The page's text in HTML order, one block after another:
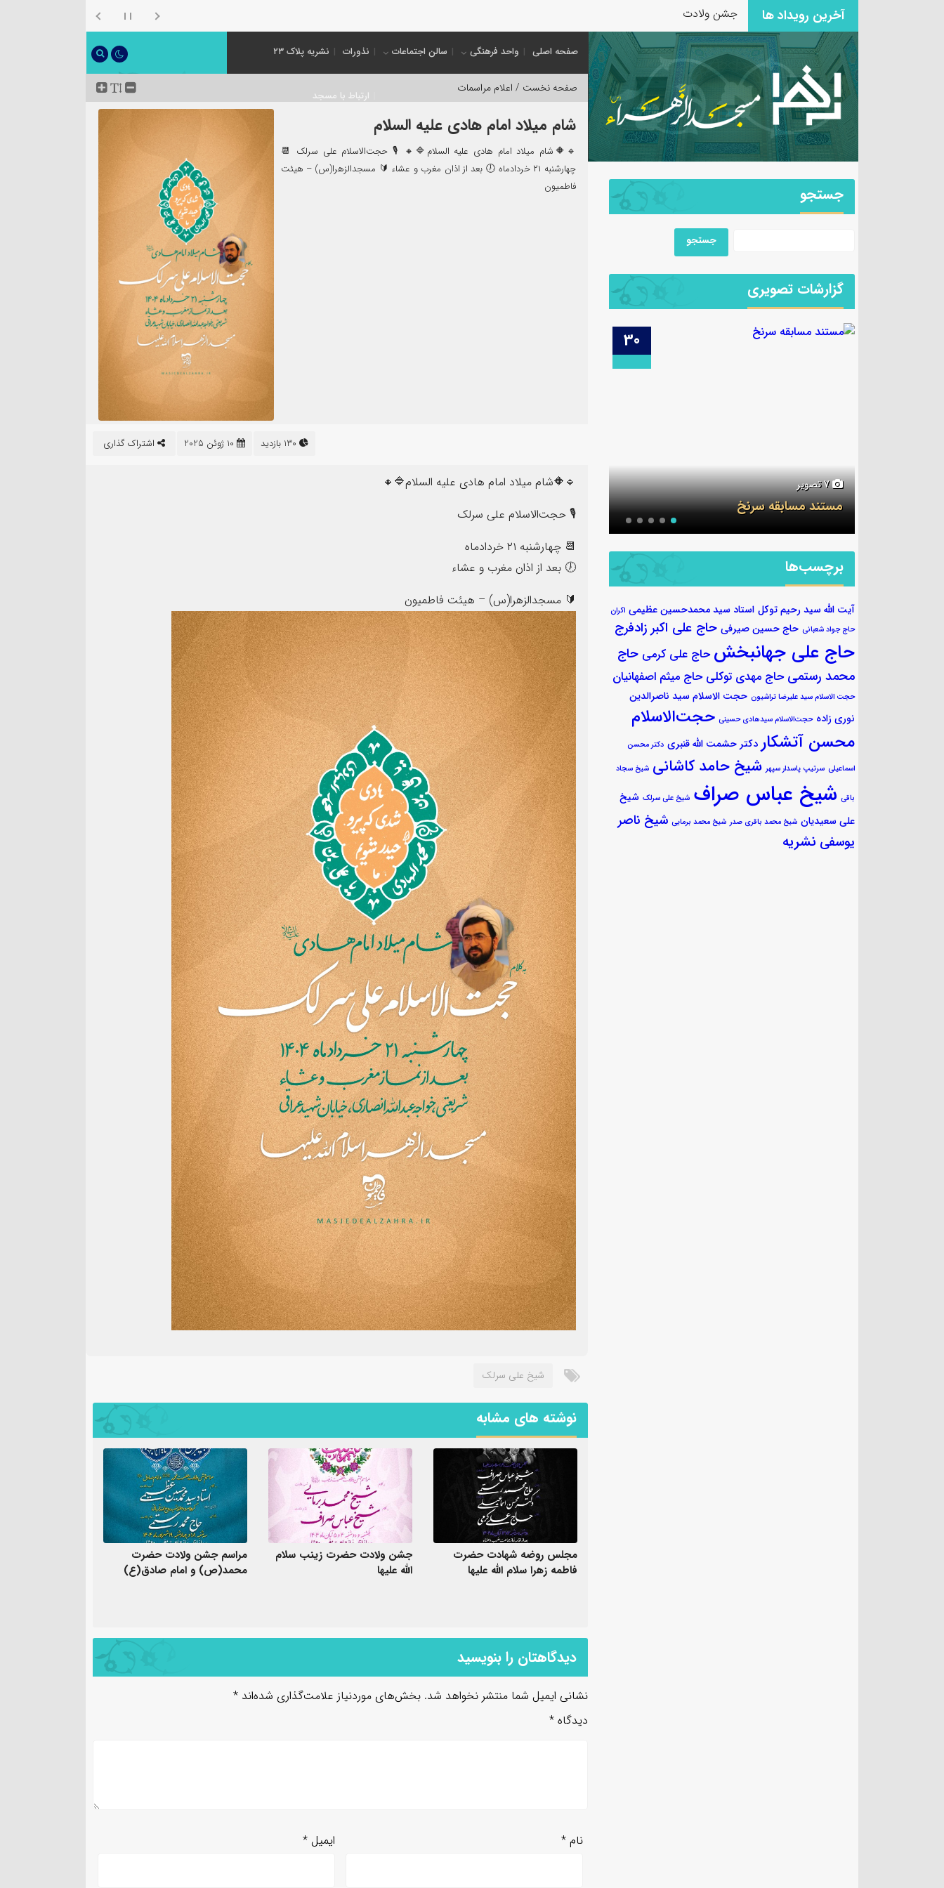
آخرین رویداد ها جشن ولادت حضرت زینب سلام ال
صفحه اصلی واحد فرهنگی سالن اجتماعات نذورات نشریه پلاک ۲۳
ارتباط با مسجد
صفحه نخست / اعلام مراسمات
شام میلاد امام هادی علیه السلام
🔹🔶شام میلاد امام هادی علیه السلام🔷🔸 🎙 حجت‌الاسلام علی سرلک 📆
چهارشنبه ۲۱ خردادماه 🕖 بعد از اذان مغرب و عشاء 🔰 مسجدالزهرا(س) – هیئت
فاطمیون
اشتراک گذاری
🔹🔶شام میلاد امام هادی علیه السلام🔷🔸
🎙 حجت‌الاسلام علی سرلک
📆 چهارشنبه ۲۱ خردادماه
🕖 بعد از اذان مغرب و عشاء
🔰 مسجدالزهرا(س) – هیئت فاطمیون
شیخ علی سرلک
نوشته های مشابه
مجلس روضه شهادت حضرت
فاطمه زهرا سلام الله علیها
جشن ولادت حضرت زینب سلام
الله علیها
مراسم جشن ولادت حضرت
محمد(ص) و امام صادق(ع)
دیدگاهتان را بنویسید
نشانی ایمیل شما منتشر نخواهد شد. بخش‌های موردنیاز علامت‌گذاری شده‌اند *
دیدگاه *
نام* ایمیل *
جستجو
گزارشات تصویری
29
6 تصویر
جلسه قرآن ۷ آبان عکس | ولادت حضرت زینب (س)
برچسب‌ها
آیت الله سید رحیم توکل استاد سید محمدحسین عظیمی اکران
حاج جواد شعبانی حاج حسین صیرفی حاج علی اکبر زادفرج
حاج علی جهانبخش حاج علی کرمی حاج
محمد رستمی حاج مهدی توکلی حاج میثم اصفهانیان
حجت الاسلام سید علیرضا تراشیون حجت الاسلام سید ناصرالدین
نوری زاده حجت‌الاسلام سیدهادی حسینی حجت‌الاسلام
محسن آتشکار دکتر حشمت الله قنبری دکتر محسن
اسماعیلی سرتیپ پاسدار سپهر شیخ حامد کاشانی شیخ سجاد
باقی شیخ عباس صراف شیخ علی سرلک شیخ
علی سعیدیان شیخ محمد باقری صدر شیخ محمد برمایی شیخ ناصر
یوسفی نشریه